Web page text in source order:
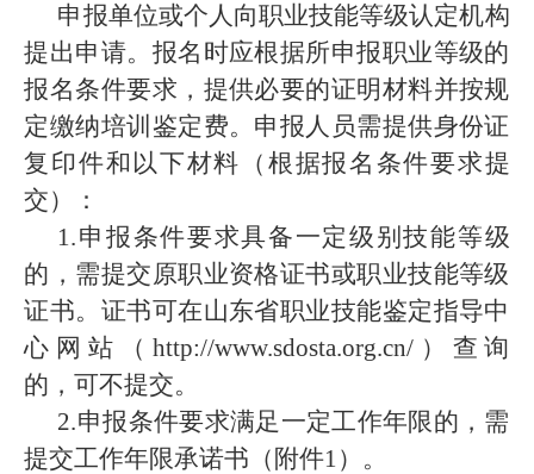
申报单位或个人向职业技能等级认定机构
提出申请。报名时应根据所申报职业等级的
报名条件要求，提供必要的证明材料并按规
定缴纳培训鉴定费。申报人员需提供身份证
复印件和以下材料（根据报名条件要求提
交）：
1.申报条件要求具备一定级别技能等级
的，需提交原职业资格证书或职业技能等级
证书。证书可在山东省职业技能鉴定指导中
心网站（http://www.sdosta.org.cn/）查询
的，可不提交。
2.申报条件要求满足一定工作年限的，需
提交工作年限承诺书（附件1）。